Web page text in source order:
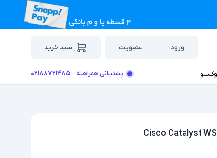
ورود عضویت سبد خرید
پشتیبانی همراهته ۰۲۱۸۸۷۲۱۴۸۵